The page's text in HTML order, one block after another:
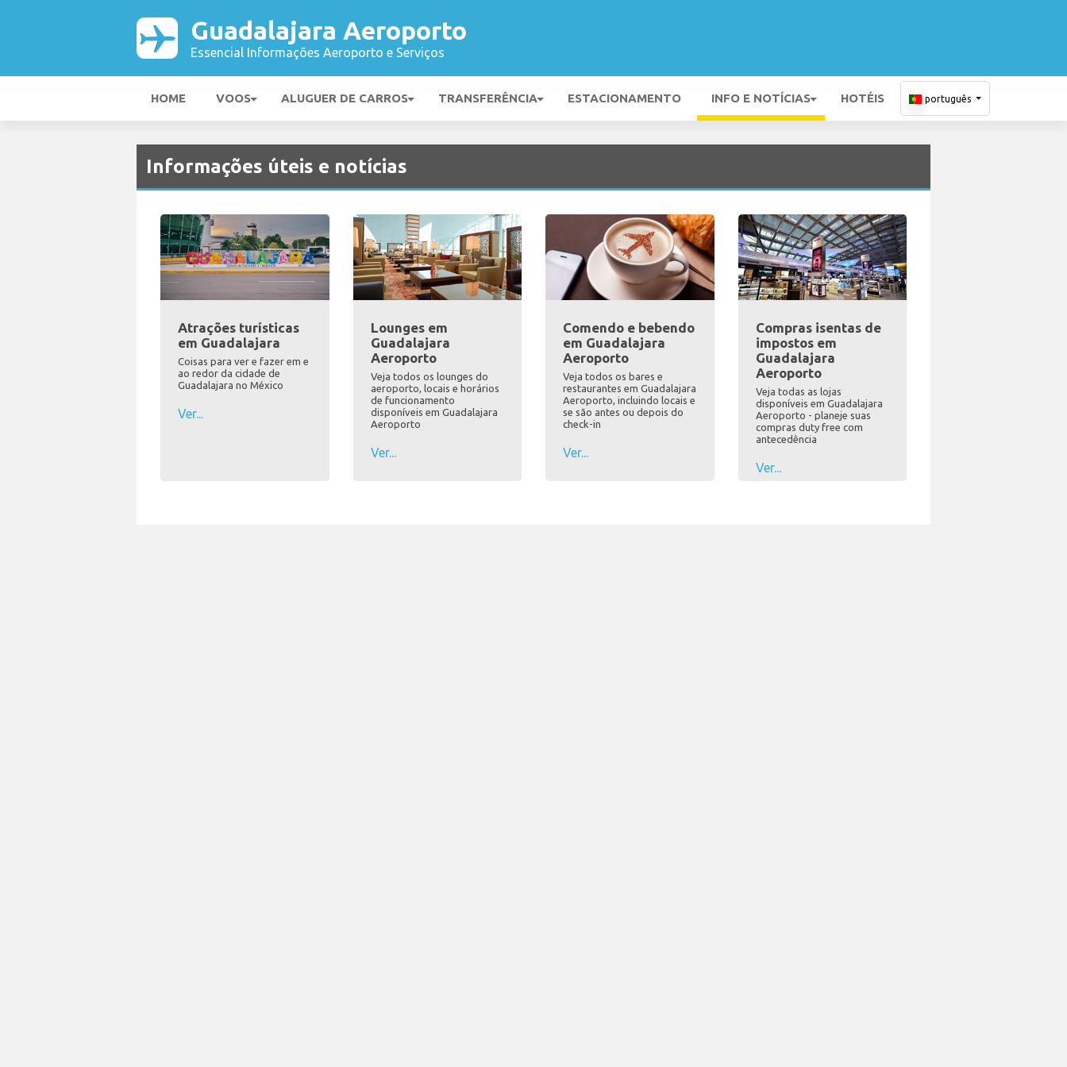
Guadalajara Aeroporto
Essencial Informações Aeroporto e Serviços
HOME VOOS ALUGUER DE CARROS TRANSFERÊNCIA ESTACIONAMENTO INFO E NOTÍCIAS HOTÉIS português
Informações úteis e notícias
Atrações turísticas
em Guadalajara
Coisas para ver e fazer em e
ao redor da cidade de
Guadalajara no México
Ver...
Lounges em
Guadalajara
Aeroporto
Veja todos os lounges do
aeroporto, locais e horários
de funcionamento
disponíveis em Guadalajara
Aeroporto
Ver...
Comendo e bebendo
em Guadalajara
Aeroporto
Veja todos os bares e
restaurantes em Guadalajara
Aeroporto, incluindo locais e
se são antes ou depois do
check-in
Ver...
Compras isentas de
impostos em
Guadalajara
Aeroporto
Veja todas as lojas
disponíveis em Guadalajara
Aeroporto - planeje suas
compras duty free com
antecedência
Ver...